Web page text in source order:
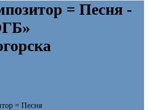
= Песня -
= Песня